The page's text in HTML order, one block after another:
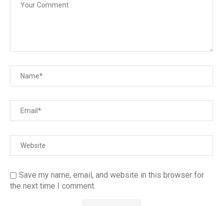
Save my name, email, and website in this browser for
the next time I comment.